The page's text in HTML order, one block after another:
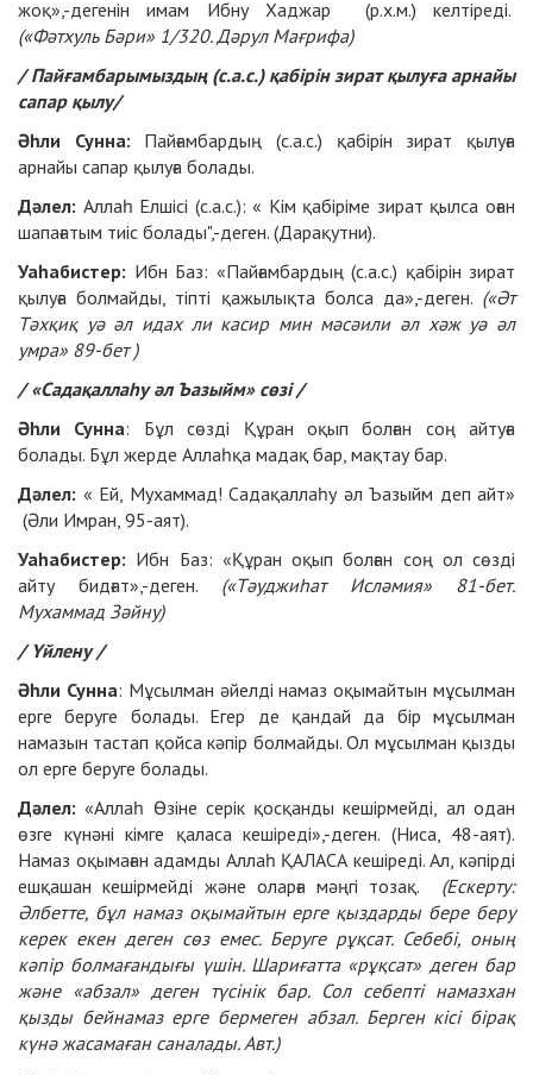
жоқ»,-дегенін имам Ибну Хаджар (р.х.м.) келтіреді.
(«Фәтхуль Бәри» 1/320. Дәрул Мағрифа)
/ Пайғамбарымыздың (с.а.с.) қабірін зират қылуға арнайы
сапар қылу/
Әһли Сунна: Пайғамбардың (с.а.с.) қабірін зират қылуға
арнайы сапар қылуға болады.
Дәлел: Аллаһ Елшісі (с.а.с.): « Кім қабіріме зират қылса оған
шапағатым тиіс болады",-деген. (Дарақутни).
Уаһабистер: Ибн Баз: «Пайғамбардың (с.а.с.) қабірін зират
қылуға болмайды, тіпті қажылықта болса да»,-деген. («Әт
Тәхқиқ уә әл идах ли касир мин мәсәили әл хәж уә әл
умра» 89-бет )
/ «Садақаллаһу әл Ъазыйм» сөзі /
Әһли Сунна: Бұл сөзді Құран оқып болған соң айтуға
болады. Бұл жерде Аллаһқа мадақ бар, мақтау бар.
Дәлел: « Ей, Мухаммад! Садақаллаһу әл Ъазыйм деп айт»
(Әли Имран, 95-аят).
Уаһабистер: Ибн Баз: «Құран оқып болған соң ол сөзді
айту бидғат»,-деген. («Тәуджиһат Исләмия» 81-бет.
Мухаммад Зәйну)
/ Үйлену /
Әһли Сунна: Мұсылман әйелді намаз оқымайтын мұсылман
ерге беруге болады. Егер де қандай да бір мұсылман
намазын тастап қойса кәпір болмайды. Ол мұсылман қызды
ол ерге беруге болады.
Дәлел: «Аллаһ Өзіне серік қосқанды кешірмейді, ал одан
өзге күнәні кімге қаласа кешіреді»,-деген. (Ниса, 48-аят).
Намаз оқымаған адамды Аллаһ ҚАЛАСА кешіреді. Ал, кәпірді
ешқашан кешірмейді және оларға мәңгі тозақ. (Ескерту:
Әлбетте, бұл намаз оқымайтын ерге қыздарды бере беру
керек екен деген сөз емес. Беруге рұқсат. Себебі, оның
кәпір болмағандығы үшін. Шариғатта «рұқсат» деген бар
және «абзал» деген түсінік бар. Сол себепті намазхан
қызды бейнамаз ерге бермеген абзал. Берген кісі бірақ
күнә жасамаған саналады. Авт.)